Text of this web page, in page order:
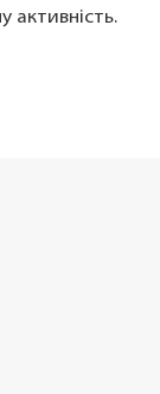
активність.